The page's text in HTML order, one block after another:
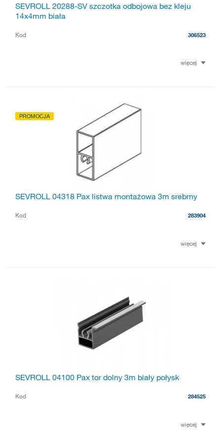
SEVROLL 20288-SV szczotka odbojowa bez kleju
14x4mm biała
Kod 306523
więcej
PROMOCJA
SEVROLL 04318 Pax listwa montażowa 3m srebrny
Kod 283904
więcej
SEVROLL 04100 Pax tor dolny 3m biały połysk
Kod 284525
więcej